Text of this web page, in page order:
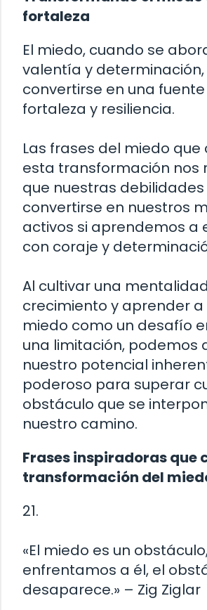
fortaleza
El miedo, cuando se
valentía y
convertirse en una
fortaleza y resiliencia.
Las frases del miedo
esta transformación nos
que nuestras
convertirse en nuestros
activos si aprendemos a
con coraje y
Al cultivar una
crecimiento y aprender a
miedo como un desafío
una limitación, podemos
nuestro potencial
poderoso para superar
obstáculo que se
nuestro camino.
Frases inspiradoras que
transformación del
21.
«El miedo es un
enfrentamos a él, el
desaparece.» – Zig Ziglar